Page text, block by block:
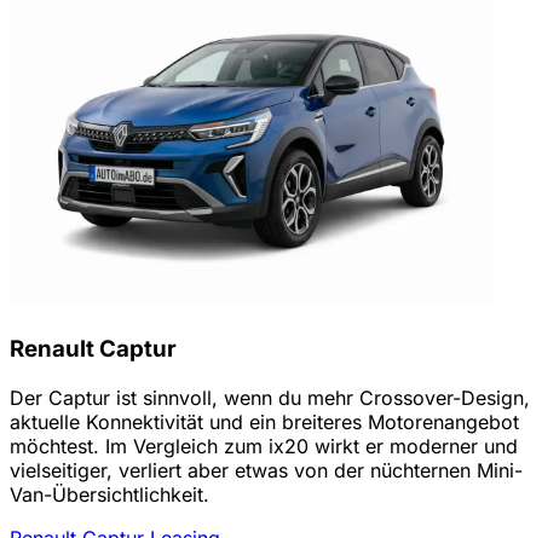
Renault Captur
Der Captur ist sinnvoll, wenn du mehr Crossover-Design,
aktuelle Konnektivität und ein breiteres Motorenangebot
möchtest. Im Vergleich zum ix20 wirkt er moderner und
vielseitiger, verliert aber etwas von der nüchternen Mini-
Van-Übersichtlichkeit.